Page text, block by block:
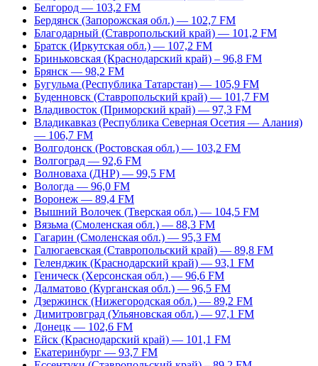
Белгород — 103,2 FM
Бердянск (Запорожская обл.) — 102,7 FM
Благодарный (Ставропольский край) — 101,2 FM
Братск (Иркутская обл.) — 107,2 FM
Бриньковская (Краснодарский край) – 96,8 FM
Брянск — 98,2 FM
Бугульма (Республика Татарстан) — 105,9 FM
Буденновск (Ставропольский край) — 101,7 FM
Владивосток (Приморский край) — 97,3 FM
Владикавказ (Республика Северная Осетия — Алания)
— 106,7 FM
Волгодонск (Ростовская обл.) — 103,2 FM
Волгоград — 92,6 FM
Волноваха (ДНР) — 99,5 FM
Вологда — 96,0 FM
Воронеж — 89,4 FM
Вышний Волочек (Тверская обл.) — 104,5 FM
Вязьма (Смоленская обл.) — 88,3 FM
Гагарин (Смоленская обл.) — 95,3 FM
Галюгаевская (Ставропольский край) — 89,8 FM
Геленджик (Краснодарский край) — 93,1 FM
Геническ (Херсонская обл.) — 96,6 FM
Далматово (Курганская обл.) — 96,5 FM
Дзержинск (Нижегородская обл.) — 89,2 FM
Димитровград (Ульяновская обл.) — 97,1 FM
Донецк — 102,6 FM
Ейск (Краснодарский край) — 101,1 FM
Екатеринбург — 93,7 FM